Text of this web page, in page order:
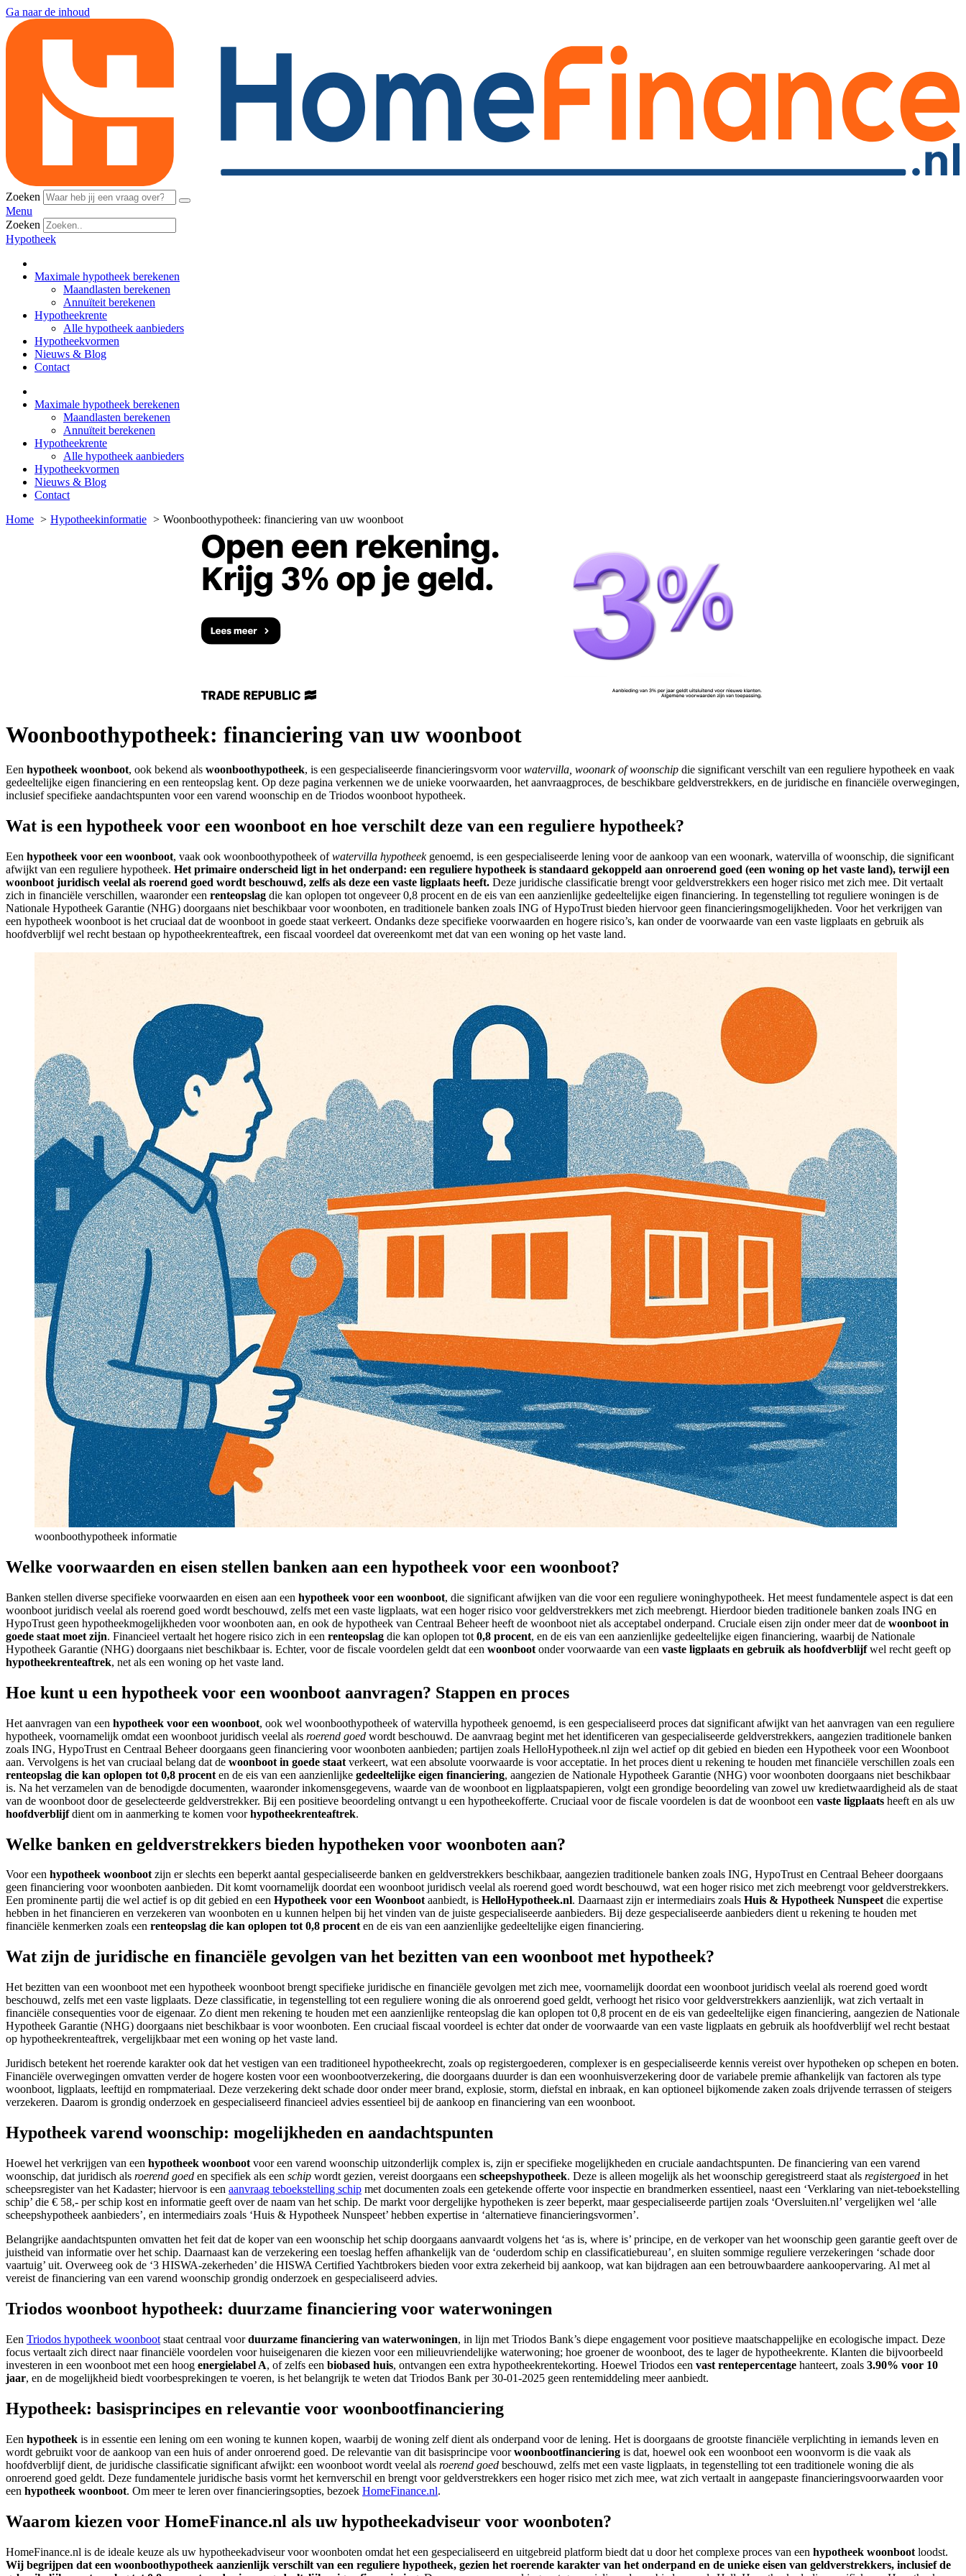
Ga naar de inhoud
Zoeken
Menu
Zoeken
Hypotheek
Maximale hypotheek berekenen
Maandlasten berekenen
Annuïteit berekenen
Hypotheekrente
Alle hypotheek aanbieders
Hypotheekvormen
Nieuws & Blog
Contact
Maximale hypotheek berekenen
Maandlasten berekenen
Annuïteit berekenen
Hypotheekrente
Alle hypotheek aanbieders
Hypotheekvormen
Nieuws & Blog
Contact
Home
Hypotheekinformatie Woonboothypotheek: financiering van uw woonboot
Woonboothypotheek: financiering van uw woonboot
Een hypotheek woonboot, ook bekend als woonboothypotheek, is een gespecialiseerde financieringsvorm voorwatervilla, woonark of woonschip die significant verschilt van een reguliere hypotheek en vaak
gedeeltelijke eigen financiering en een renteopslag kent. Op deze pagina verkennen we de unieke voorwaarden, het aanvraagproces, de beschikbare geldverstrekkers, en de juridische en financiële overwegingen,
inclusief specifieke aandachtspunten voor een varend woonschip en de Triodos woonboot hypotheek.
Wat is een hypotheek voor een woonboot en hoe verschilt deze van een reguliere hypotheek?
Een hypotheek voor een woonboot, vaak ook woonboothypotheek ofwatervilla hypotheekgenoemd, is een gespecialiseerde lening voor de aankoop van een woonark, watervilla of woonschip, die significant
afwijkt van een reguliere hypotheek. Het primaire onderscheid ligt in het onderpand: een reguliere hypotheek is standaard gekoppeld aan onroerend goed (een woning op het vaste land), terwijl een
woonboot juridisch veelal als roerend goed wordt beschouwd, zelfs als deze een vaste ligplaats heeft. Deze juridische classificatie brengt voor geldverstrekkers een hoger risico met zich mee. Dit vertaalt
zich in financiële verschillen, waaronder een renteopslag die kan oplopen tot ongeveer 0,8 procent en de eis van een aanzienlijke gedeeltelijke eigen financiering. In tegenstelling tot reguliere woningen is de
Nationale Hypotheek Garantie (NHG) doorgaans niet beschikbaar voor woonboten, en traditionele banken zoals ING of HypoTrust bieden hiervoor geen financieringsmogelijkheden. Voor het verkrijgen van
een hypotheek woonboot is het cruciaal dat de woonboot in goede staat verkeert. Ondanks deze specifieke voorwaarden en hogere risico’s, kan onder de voorwaarde van een vaste ligplaats en gebruik als
hoofdverblijf wel recht bestaan op hypotheekrenteaftrek, een fiscaal voordeel dat overeenkomt met dat van een woning op het vaste land.
woonboothypotheek informatie
Welke voorwaarden en eisen stellen banken aan een hypotheek voor een woonboot?
Banken stellen diverse specifieke voorwaarden en eisen aan een hypotheek voor een woonboot, die significant afwijken van die voor een reguliere woninghypotheek. Het meest fundamentele aspect is dat een
woonboot juridisch veelal als roerend goed wordt beschouwd, zelfs met een vaste ligplaats, wat een hoger risico voor geldverstrekkers met zich meebrengt. Hierdoor bieden traditionele banken zoals ING en
HypoTrust geen hypotheekmogelijkheden voor woonboten aan, en ook de hypotheek van Centraal Beheer heeft de woonboot niet als acceptabel onderpand. Cruciale eisen zijn onder meer dat de woonboot in
goede staat moet zijn. Financieel vertaalt het hogere risico zich in een renteopslag die kan oplopen tot 0,8 procent, en de eis van een aanzienlijke gedeeltelijke eigen financiering, waarbij de Nationale
Hypotheek Garantie (NHG) doorgaans niet beschikbaar is. Echter, voor de fiscale voordelen geldt dat een woonboot onder voorwaarde van een vaste ligplaats en gebruik als hoofdverblijfwel recht geeft op
hypotheekrenteaftrek, net als een woning op het vaste land.
Hoe kunt u een hypotheek voor een woonboot aanvragen? Stappen en proces
Het aanvragen van een hypotheek voor een woonboot, ook wel woonboothypotheek of watervilla hypotheek genoemd, is een gespecialiseerd proces dat significant afwijkt van het aanvragen van een reguliere
hypotheek, voornamelijk omdat een woonboot juridisch veelal als roerend goed wordt beschouwd. De aanvraag begint met het identificeren van gespecialiseerde geldverstrekkers, aangezien traditionele banken
zoals ING, HypoTrust en Centraal Beheer doorgaans geen financiering voor woonboten aanbieden; partijen zoals HelloHypotheek.nl zijn wel actief op dit gebied en bieden een Hypotheek voor een Woonboot
aan. Vervolgens is het van cruciaal belang dat de woonboot in goede staat verkeert, wat een absolute voorwaarde is voor acceptatie. In het proces dient u rekening te houden met financiële verschillen zoals een
renteopslag die kan oplopen tot 0,8 procent en de eis van een aanzienlijke gedeeltelijke eigen financiering, aangezien de Nationale Hypotheek Garantie (NHG) voor woonboten doorgaans niet beschikbaar
is. Na het verzamelen van de benodigde documenten, waaronder inkomensgegevens, waarde van de woonboot en ligplaatspapieren, volgt een grondige beoordeling van zowel uw kredietwaardigheid als de staat
van de woonboot door de geselecteerde geldverstrekker. Bij een positieve beoordeling ontvangt u een hypotheekofferte. Cruciaal voor de fiscale voordelen is dat de woonboot een vaste ligplaats heeft en als uw
hoofdverblijfdient om in aanmerking te komen voorhypotheekrenteaftrek.
Welke banken en geldverstrekkers bieden hypotheken voor woonboten aan?
Voor een hypotheek woonbootzijn er slechts een beperkt aantal gespecialiseerde banken en geldverstrekkers beschikbaar, aangezien traditionele banken zoals ING, HypoTrust en Centraal Beheer doorgaans
geen financiering voor woonboten aanbieden. Dit komt voornamelijk doordat een woonboot juridisch veelal als roerend goed wordt beschouwd, wat een hoger risico met zich meebrengt voor geldverstrekkers.
Een prominente partij die wel actief is op dit gebied en een Hypotheek voor een Woonbootaanbiedt, is HelloHypotheek.nl. Daarnaast zijn er intermediairs zoals Huis & Hypotheek Nunspeetdie expertise
hebben in het financieren en verzekeren van woonboten en u kunnen helpen bij het vinden van de juiste gespecialiseerde aanbieders. Bij deze gespecialiseerde aanbieders dient u rekening te houden met
financiële kenmerken zoals een renteopslag die kan oplopen tot 0,8 procenten de eis van een aanzienlijke gedeeltelijke eigen financiering.
Wat zijn de juridische en financiële gevolgen van het bezitten van een woonboot met hypotheek?
Het bezitten van een woonboot met een hypotheek woonboot brengt specifieke juridische en financiële gevolgen met zich mee, voornamelijk doordat een woonboot juridisch veelal als roerend goed wordt
beschouwd, zelfs met een vaste ligplaats. Deze classificatie, in tegenstelling tot een reguliere woning die als onroerend goed geldt, verhoogt het risico voor geldverstrekkers aanzienlijk, wat zich vertaalt in
financiële consequenties voor de eigenaar. Zo dient men rekening te houden met een aanzienlijke renteopslag die kan oplopen tot 0,8 procent en de eis van gedeeltelijke eigen financiering, aangezien de Nationale
Hypotheek Garantie (NHG) doorgaans niet beschikbaar is voor woonboten. Een cruciaal fiscaal voordeel is echter dat onder de voorwaarde van een vaste ligplaats en gebruik als hoofdverblijf wel recht bestaat
op hypotheekrenteaftrek, vergelijkbaar met een woning op het vaste land.
Juridisch betekent het roerende karakter ook dat het vestigen van een traditioneel hypotheekrecht, zoals op registergoederen, complexer is en gespecialiseerde kennis vereist over hypotheken op schepen en boten.
Financiële overwegingen omvatten verder de hogere kosten voor een woonbootverzekering, die doorgaans duurder is dan een woonhuisverzekering door de variabele premie afhankelijk van factoren als type
woonboot, ligplaats, leeftijd en rompmateriaal. Deze verzekering dekt schade door onder meer brand, explosie, storm, diefstal en inbraak, en kan optioneel bijkomende zaken zoals drijvende terrassen of steigers
verzekeren. Daarom is grondig onderzoek en gespecialiseerd financieel advies essentieel bij de aankoop en financiering van een woonboot.
Hypotheek varend woonschip: mogelijkheden en aandachtspunten
Hoewel het verkrijgen van een hypotheek woonboot voor een varend woonschip uitzonderlijk complex is, zijn er specifieke mogelijkheden en cruciale aandachtspunten. De financiering van een varend
woonschip, dat juridisch als roerend goed en specifiek als een schip wordt gezien, vereist doorgaans een scheepshypotheek. Deze is alleen mogelijk als het woonschip geregistreerd staat als registergoed in het
scheepsregister van het Kadaster; hiervoor is een aanvraag teboekstelling schip met documenten zoals een getekende offerte voor inspectie en brandmerken essentieel, naast een ‘Verklaring van niet-teboekstelling
schip’ die € 58,- per schip kost en informatie geeft over de naam van het schip. De markt voor dergelijke hypotheken is zeer beperkt, maar gespecialiseerde partijen zoals ‘Oversluiten.nl’ vergelijken wel ‘alle
scheepshypotheek aanbieders’, en intermediairs zoals ‘Huis & Hypotheek Nunspeet’ hebben expertise in ‘alternatieve financieringsvormen’.
Belangrijke aandachtspunten omvatten het feit dat de koper van een woonschip het schip doorgaans aanvaardt volgens het ‘as is, where is’ principe, en de verkoper van het woonschip geen garantie geeft over de
juistheid van informatie over het schip. Daarnaast kan de verzekering een toeslag heffen afhankelijk van de ‘ouderdom schip en classificatiebureau’, en sluiten sommige reguliere verzekeringen ‘schade door
vaartuig’ uit. Overweeg ook de ‘3 HISWA-zekerheden’ die HISWA Certified Yachtbrokers bieden voor extra zekerheid bij aankoop, wat kan bijdragen aan een betrouwbaardere aankoopervaring. Al met al
vereist de financiering van een varend woonschip grondig onderzoek en gespecialiseerd advies.
Triodos woonboot hypotheek: duurzame financiering voor waterwoningen
Een Triodos hypotheek woonboot staat centraal voorduurzame financiering van waterwoningen, in lijn met Triodos Bank’s diepe engagement voor positieve maatschappelijke en ecologische impact. Deze
focus vertaalt zich direct naar financiële voordelen voor huiseigenaren die kiezen voor een milieuvriendelijke waterwoning; hoe groener de woonboot, des te lager de hypotheekrente. Klanten die bijvoorbeeld
investeren in een woonboot met een hoog energielabel A, of zelfs een biobased huis, ontvangen een extra hypotheekrentekorting. Hoewel Triodos een vast rentepercentage hanteert, zoals 3.90% voor 10
jaar, en de mogelijkheid biedt voorbesprekingen te voeren, is het belangrijk te weten dat Triodos Bank per 30-01-2025 geen rentemiddeling meer aanbiedt.
Hypotheek: basisprincipes en relevantie voor woonbootfinanciering
Een hypotheek is in essentie een lening om een woning te kunnen kopen, waarbij de woning zelf dient als onderpand voor de lening. Het is doorgaans de grootste financiële verplichting in iemands leven en
wordt gebruikt voor de aankoop van een huis of ander onroerend goed. De relevantie van dit basisprincipe voorwoonbootfinanciering is dat, hoewel ook een woonboot een woonvorm is die vaak als
hoofdverblijf dient, de juridische classificatie significant afwijkt: een woonboot wordt veelal als roerend goed beschouwd, zelfs met een vaste ligplaats, in tegenstelling tot een traditionele woning die als
onroerend goed geldt. Deze fundamentele juridische basis vormt het kernverschil en brengt voor geldverstrekkers een hoger risico met zich mee, wat zich vertaalt in aangepaste financieringsvoorwaarden voor
een hypotheek woonboot. Om meer te leren over financieringsopties, bezoek HomeFinance.nl.
Waarom kiezen voor HomeFinance.nl als uw hypotheekadviseur voor woonboten?
HomeFinance.nl is de ideale keuze als uw hypotheekadviseur voor woonboten omdat het een gespecialiseerd en uitgebreid platform biedt dat u door het complexe proces van een hypotheek woonboot loodst.
Wij begrijpen dat een woonboothypotheek aanzienlijk verschilt van een reguliere hypotheek, gezien het roerende karakter van het onderpand en de unieke eisen van geldverstrekkers, inclusief de